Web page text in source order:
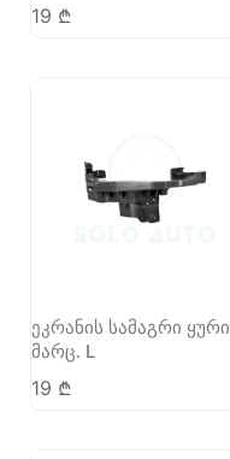
19 ₾
ეკრანის სამაგრი ყური
მარც. L
19 ₾